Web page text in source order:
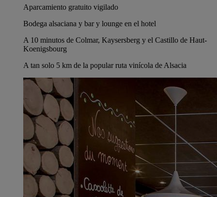
Aparcamiento gratuito vigilado
Bodega alsaciana y bar y lounge en el hotel
A 10 minutos de Colmar, Kaysersberg y el Castillo de Haut-
Koenigsbourg
A tan solo 5 km de la popular ruta vinícola de Alsacia